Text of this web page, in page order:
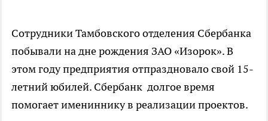
Сотрудники Тамбовского отделения Сбербанка
побывали на дне рождения ЗАО «Изорок». В
этом году предприятия отпраздновало свой 15-
летний юбилей. Сбербанк долгое время
помогает имениннику в реализации проектов.